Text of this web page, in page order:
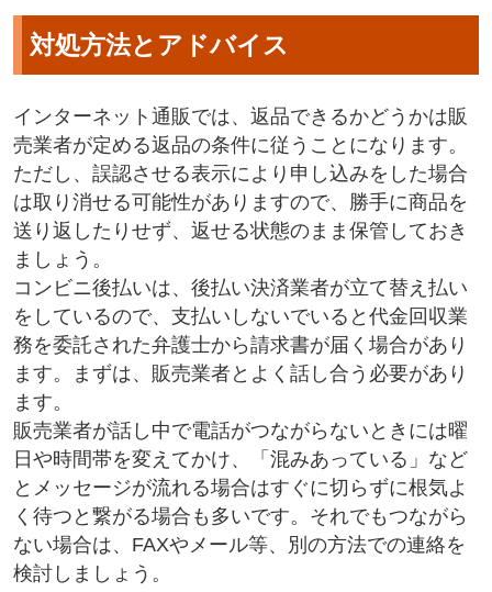
対処方法とアドバイス
インターネット通販では、返品できるかどうかは販
売業者が定める返品の条件に従うことになります。
ただし、誤認させる表示により申し込みをした場合
は取り消せる可能性がありますので、勝手に商品を
送り返したりせず、返せる状態のまま保管しておき
ましょう。
コンビニ後払いは、後払い決済業者が立て替え払い
をしているので、支払いしないでいると代金回収業
務を委託された弁護士から請求書が届く場合があり
ます。まずは、販売業者とよく話し合う必要があり
ます。
販売業者が話し中で電話がつながらないときには曜
日や時間帯を変えてかけ、「混みあっている」など
とメッセージが流れる場合はすぐに切らずに根気よ
く待つと繋がる場合も多いです。それでもつながら
ない場合は、FAXやメール等、別の方法での連絡を
検討しましょう。